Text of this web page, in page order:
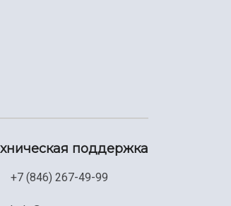
поддержка
+7 (846) 267-49-99